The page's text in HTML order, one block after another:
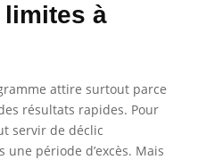
à
attire surtout parce
résultats rapides. Pour
servir de déclic
période d’excès. Mais